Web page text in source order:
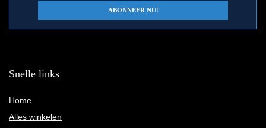
Snelle links
Home
Alles winkelen